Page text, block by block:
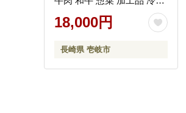
配送 18000 18000円
[JEP006]
18,000円
長崎県 壱岐市